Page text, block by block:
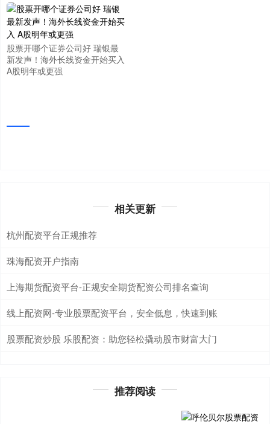
股票开哪个证券公司好 瑞银最
新发声！海外长线资金开始买入
A股明年或更强
相关更新
杭州配资平台正规推荐
珠海配资开户指南
上海期货配资平台-正规安全期货配资公司排名查询
线上配资网-专业股票配资平台，安全低息，快速到账
股票配资炒股 乐股配资：助您轻松撬动股市财富大门
推荐阅读